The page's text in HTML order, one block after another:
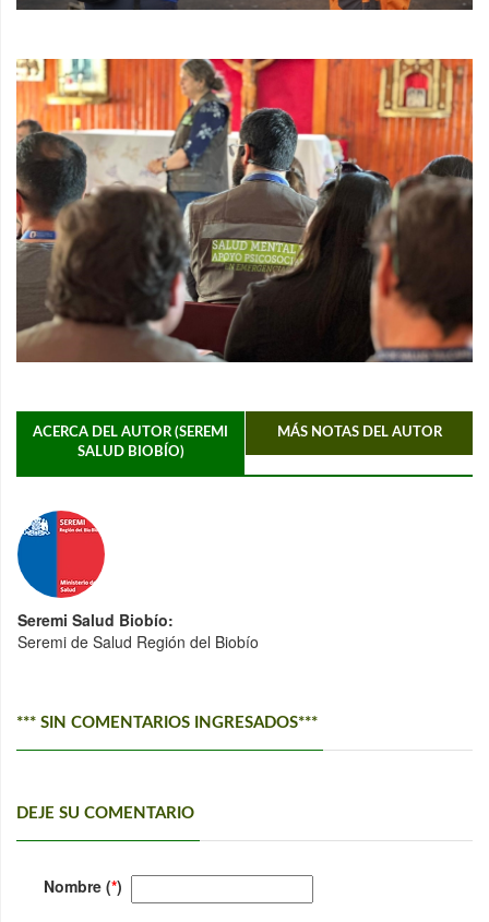
ACERCA DEL AUTOR (SEREMI
SALUD BIOBÍO)
MÁS NOTAS DEL AUTOR
Seremi Salud Biobío:
Seremi de Salud Región del Biobío
*** SIN COMENTARIOS INGRESADOS***
DEJE SU COMENTARIO
Nombre (*)